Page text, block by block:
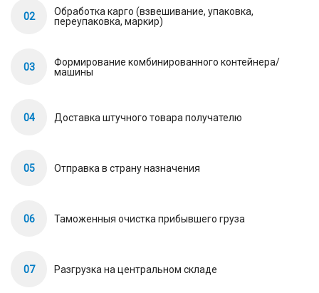
02
Обработка карго (взвешивание, упаковка,
переупаковка, маркир)
03
Формирование комбинированного контейнера/
машины
04 Доставка штучного товара получателю
05 Отправка в страну назначения
06 Таможенныя очистка прибывшего груза
07 Разгрузка на центральном складе